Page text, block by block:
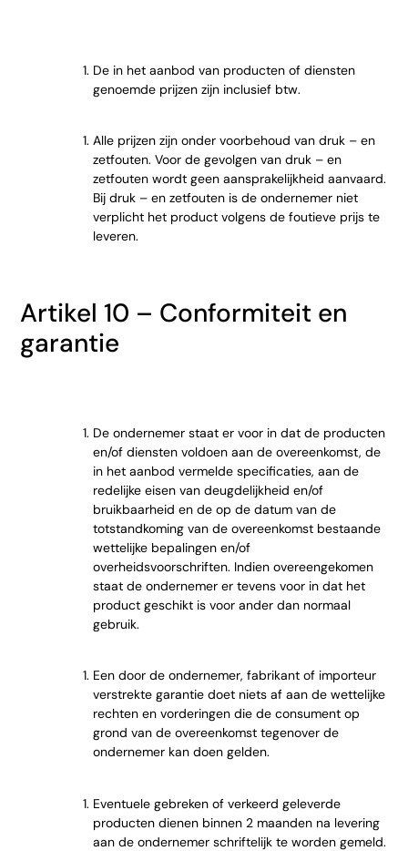
De in het aanbod van producten of diensten
genoemde prijzen zijn inclusief btw.
Alle prijzen zijn onder voorbehoud van druk – en
zetfouten. Voor de gevolgen van druk – en
zetfouten wordt geen aansprakelijkheid aanvaard.
Bij druk – en zetfouten is de ondernemer niet
verplicht het product volgens de foutieve prijs te
leveren.
Artikel 10 – Conformiteit en
garantie
De ondernemer staat er voor in dat de producten
en/of diensten voldoen aan de overeenkomst, de
in het aanbod vermelde specificaties, aan de
redelijke eisen van deugdelijkheid en/of
bruikbaarheid en de op de datum van de
totstandkoming van de overeenkomst bestaande
wettelijke bepalingen en/of
overheidsvoorschriften. Indien overeengekomen
staat de ondernemer er tevens voor in dat het
product geschikt is voor ander dan normaal
gebruik.
Een door de ondernemer, fabrikant of importeur
verstrekte garantie doet niets af aan de wettelijke
rechten en vorderingen die de consument op
grond van de overeenkomst tegenover de
ondernemer kan doen gelden.
Eventuele gebreken of verkeerd geleverde
producten dienen binnen 2 maanden na levering
aan de ondernemer schriftelijk te worden gemeld.